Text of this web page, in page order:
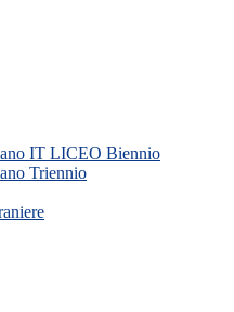
IT LICEO Biennio
Triennio